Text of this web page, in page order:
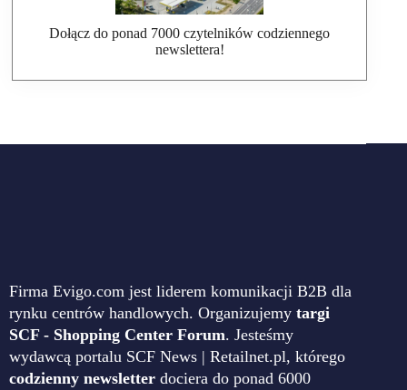
Dołącz do ponad 7000 czytelników codziennego
newslettera!
Firma Evigo.com jest liderem komunikacji B2B dla
rynku centrów handlowych. Organizujemy targi
SCF - Shopping Center Forum. Jesteśmy
wydawcą portalu SCF News | Retailnet.pl, którego
codzienny newsletter dociera do ponad 6000